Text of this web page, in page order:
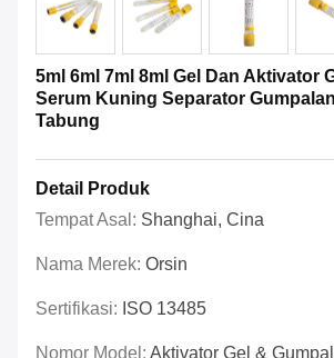
5ml 6ml 7ml 8ml Gel Dan Aktivator
Serum Kuning Separator
Tabung
Detail Produk
Tempat Asal: Shanghai, Cina
Nama Merek: Orsin
Sertifikasi: ISO 13485
Nomor Model: Aktivator Gel &